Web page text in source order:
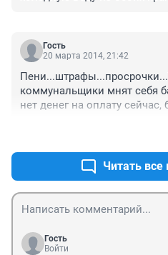
Гость
20 марта 2014, 21:42
коммунальщики мнят себя
нет денег на оплату сейчас,
Читать
Гость
Войти